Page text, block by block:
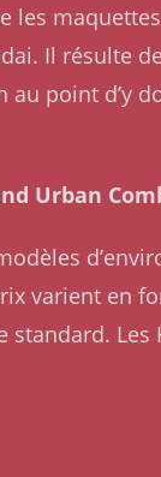
les
Il résulte
point d’y
Urban
varient en